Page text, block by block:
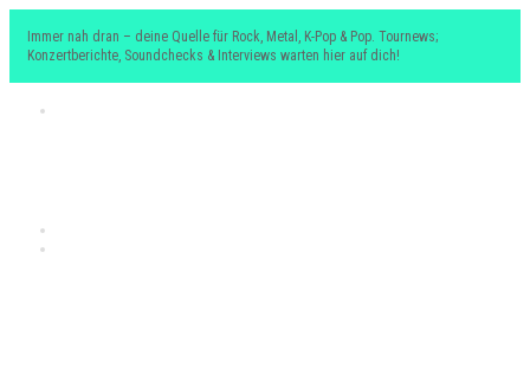
Immer nah dran – deine Quelle für Rock, Metal, K-Pop & Pop. Tournews;
Konzertberichte, Soundchecks & Interviews warten hier auf dich!